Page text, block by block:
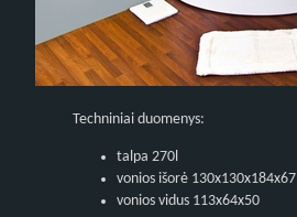
Techniniai duomenys:
talpa 270l
vonios išorė 130x130x184x67
vonios vidus 113x64x50